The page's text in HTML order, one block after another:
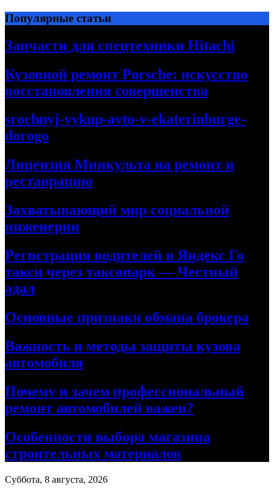
Перейти
к
содержимому
Популярные статьи
Запчасти для спецтехники Hitachi
Кузовной ремонт Porsche: искусство
восстановления совершенства
srochnyj-vykup-avto-v-ekaterinburge-
dorogo
Лицензия Минкульта на ремонт и
реставрацию
Захватывающий мир социальной
инженерии
Регистрация водителей в Яндекс Го
такси через таксопарк — Честный
адал
Основные признаки обмана брокера
Важность и методы защиты кузова
автомобиля
Почему и зачем профессиональный
ремонт автомобилей важен?
Особенности выбора магазина
строительных материалов
Суббота, 8 августа, 2026